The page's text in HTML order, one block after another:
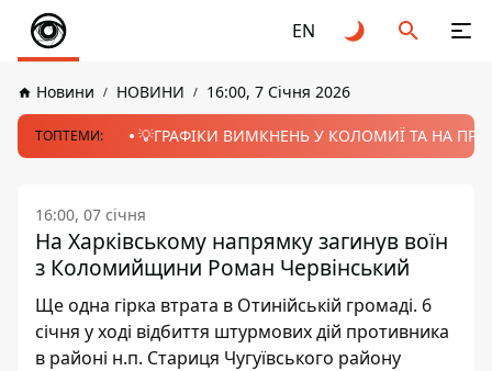
EN
Новини НОВИНИ 16:00, 7 Січня 2026
ТОПТЕМИ: 💡ГРАФІКИ ВИМКНЕНЬ У КОЛОМИЇ ТА НА
16:00, 07 січня
На Харківському напрямку загинув воїн
з Коломийщини Роман Червінський
Ще одна гірка втрата в Отинійській громаді. 6
січня у ході відбиття штурмових дій противника
в районі н.п. Стариця Чугуївського району